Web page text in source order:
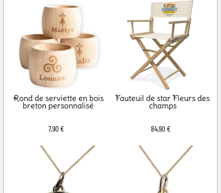
Rond de serviette en bois
breton personnalisé
7,90 €
Fauteuil de star Fleurs des
champs
84,90 €